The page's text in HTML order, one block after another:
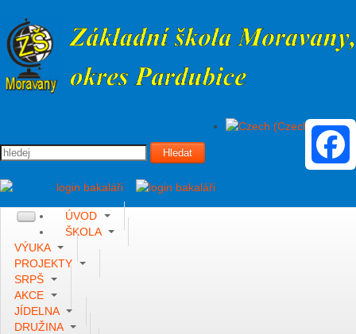
Vyhledávání Hledat
ÚVOD
ŠKOLA
VÝUKA
PROJEKTY
SRPŠ
AKCE
JÍDELNA
DRUŽINA